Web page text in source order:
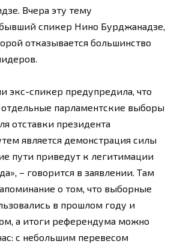
Вчера эту тему
спикер Нино Бурджанадзе,
отказывается большинство
экс-спикер предупредила, что
парламентские выборы
отставки президента
является демонстрация силы
пути приведут к легитимации
– говорится в заявлении. Там
о том, что выборные
в прошлом году и
а итоги референдума можно
с небольшим перевесом